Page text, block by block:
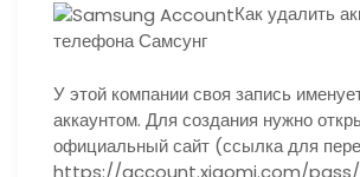
Как удалить
телефона Самсунг
У этой компании своя запись
аккаунтом. Для создания нужно
официальный сайт (ссылка для
https://account.xiaomi.com/